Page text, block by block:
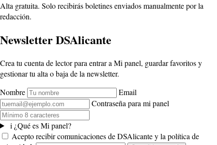
Alta gratuita. Solo recibirás boletines enviados manualmente por la
redacción.
Newsletter DSAlicante
Crea tu cuenta de lector para entrar a Mi panel, guardar favoritos y
gestionar tu alta o baja de la newsletter.
Nombre
Email
Contraseña para mi panel
i ¿Qué es Mi panel?
Acepto recibir comunicaciones de DSAlicante y la política de